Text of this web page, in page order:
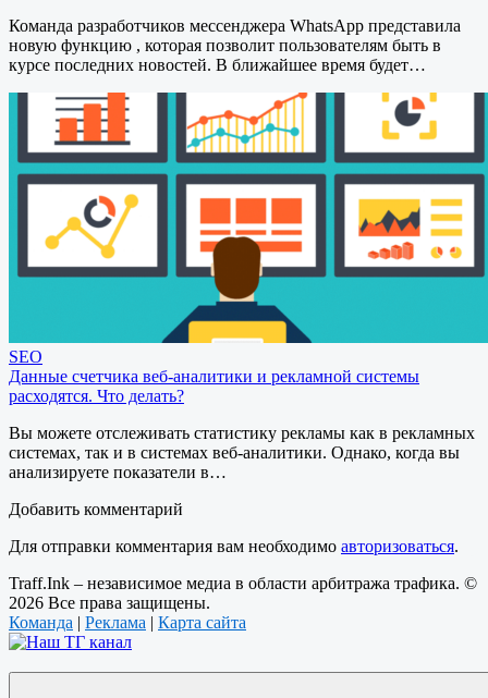
Команда разработчиков мессенджера WhatsApp представила
новую функцию , которая позволит пользователям быть в
курсе последних новостей. В ближайшее время будет…
SEO
Данные счетчика веб-аналитики и рекламной системы
расходятся. Что делать?
Вы можете отслеживать статистику рекламы как в рекламных
системах, так и в системах веб-аналитики. Однако, когда вы
анализируете показатели в…
Добавить комментарий
Для отправки комментария вам необходимо авторизоваться.
Traff.Ink – независимое медиа в области арбитража трафика. ©
2026 Все права защищены.
Команда | Реклама | Карта сайта